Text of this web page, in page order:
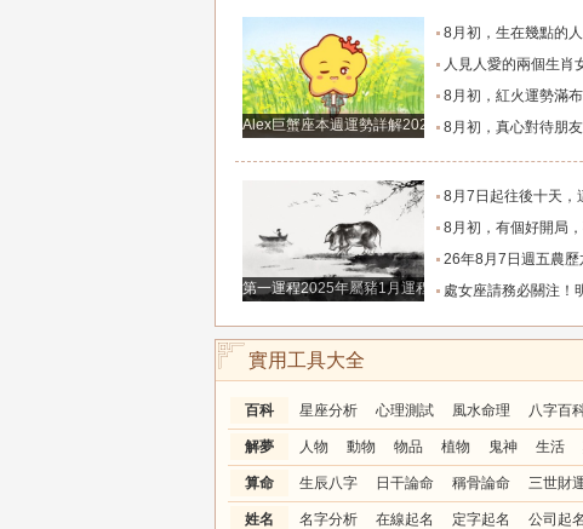
Alex巨蟹座本週運勢詳解2024.12.23-12.29
8月初，生在幾點的人，富有才情，桃花旺盛，和氣生財過一生_天秤
人見人愛的兩個生肖女，一生追求者最多，堪稱萬人迷！
8月初，紅火運勢滿布，福氣源源不斷的四個星座，日子美滿_朋友
8月初，真心對待朋友，福氣不缺，事業和生意蒸蒸日上的四個星座_合作
第一運程2025年屬豬1月運程解析
8月7日起往後十天，這幾大生肖財神安穩落座，聚財納福家底日漸變得厚
8月初，有個好開局，事業賺錢多，升職快，福氣指數高的4個星座_財運亨
26年8月7日週五農歷六月廿五十二生肖運勢及注意事項_工作
處女座請務必關注！明天別再自我委屈，趕走爛桃花和破財的陰霾！_
實用工具大全
百科 星座分析 心理測試 風水命理 八字百
解夢 人物 動物 物品 植物 鬼神 生活
算命 生辰八字 日干論命 稱骨論命 三世財
姓名 名字分析 在線起名 定字起名 公司起名